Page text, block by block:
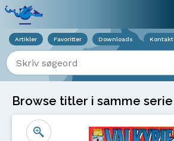
Artikler Favoritter Downloads Kontakt
Indtast søgeord
Browse titler i samme serie
Viser overlay for indkøbskurv